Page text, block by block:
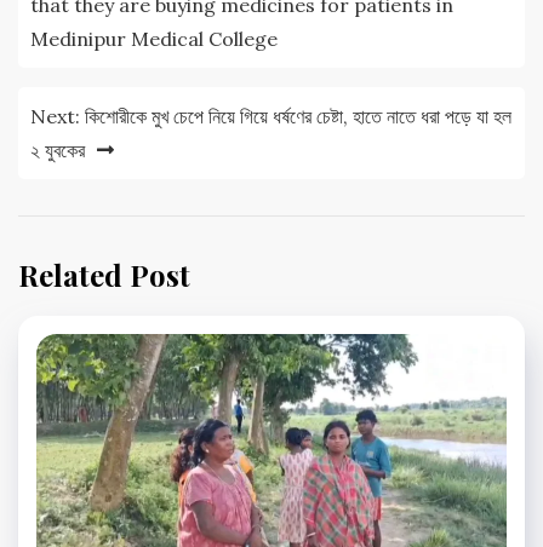
Medinipur Medical College
Next: কিশোরীকে মুখ চেপে নিয়ে গিয়ে ধর্ষণের চেষ্টা, হাতে নাতে ধরা পড়ে যা হল
২ যুবকের
Related Post